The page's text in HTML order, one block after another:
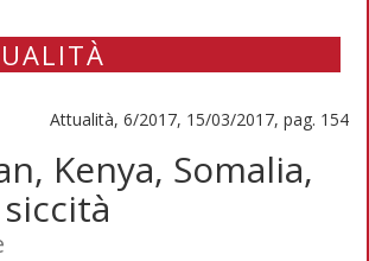
Attualità, 6/2017, 15/03/2017, pag. 154
Kenya, Somalia,